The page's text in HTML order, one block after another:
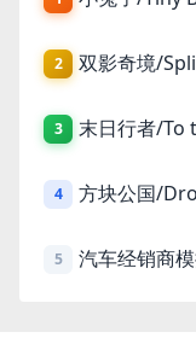
2
3 末日行者/To
4 方块公国/
5 汽车经销商